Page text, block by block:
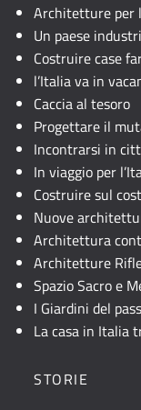
Architetture per
Un paese
Costruire case
l’Italia va in
Caccia al tesoro
Progettare il
Incontrarsi in
In viaggio per
Costruire sul
Nuove
Architettura
Architetture
Spazio Sacro e
I Giardini del
La casa in Italia
STORIE